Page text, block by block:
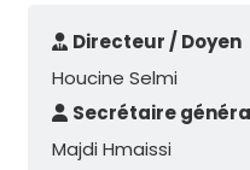
Directeur / Doyen
Houcine Selmi
Secrétaire
Majdi Hmaissi